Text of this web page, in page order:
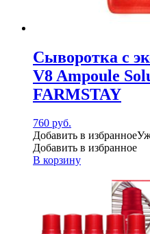
Сыворотка с
V8 Ampoule
FARMSTAY
760 руб.
Добавить в избранное
Добавить в избранное
В корзину